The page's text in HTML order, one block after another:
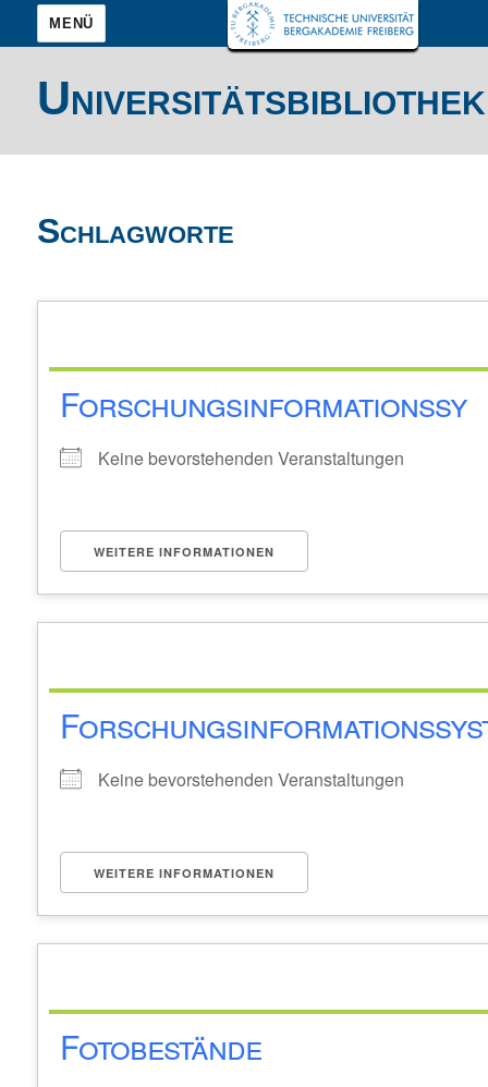
MENÜ
Universitätsbibliothek
Schlagworte
Forschungsinformationssy
Keine bevorstehenden Veranstaltungen
WEITERE INFORMATIONEN
Keine bevorstehenden Veranstaltungen
WEITERE INFORMATIONEN
Fotobestände